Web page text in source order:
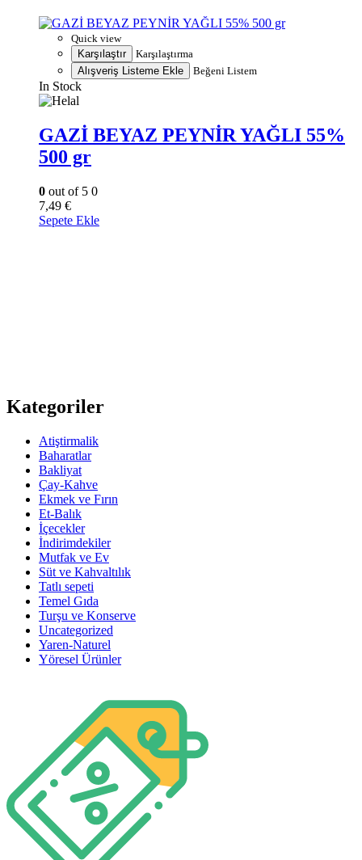
Quick view
Karşılaştır
Karşılaştırma
Alışveriş Listeme Ekle
Beğeni Listem
In Stock
GAZİ BEYAZ PEYNİR YAĞLI 55%
500 gr
0 out of 5 0
7,49 €
Sepete Ekle
Kategoriler
Atiştirmalik
Baharatlar
Bakliyat
Çay-Kahve
Ekmek ve Fırın
Et-Balık
İçecekler
İndirimdekiler
Mutfak ve Ev
Süt ve Kahvaltılık
Tatlı sepeti
Temel Gıda
Turşu ve Konserve
Uncategorized
Yaren-Naturel
Yöresel Ürünler